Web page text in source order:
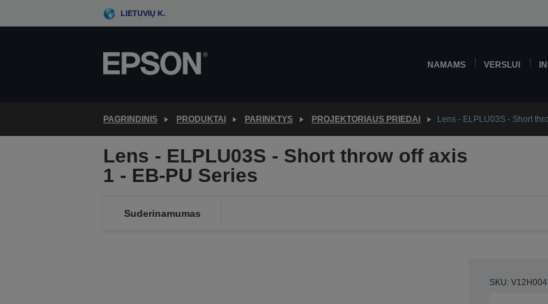
to
LIETUVIŲ K.
NAMAMS VERSLUI
PAGRINDINIS PRODUKTAI PARINKTYS PROJEKTORIAUS PRIEDAI Lens - ELPLU03S - Short
Lens - ELPLU03S - Short throw off axis
1 - EB-PU Series
Suderinamumas
SKU: